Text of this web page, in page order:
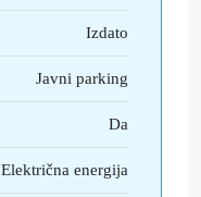
Izdato
Javni parking
Da
Električna energija